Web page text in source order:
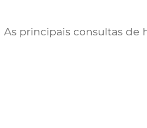
As principais consultas de